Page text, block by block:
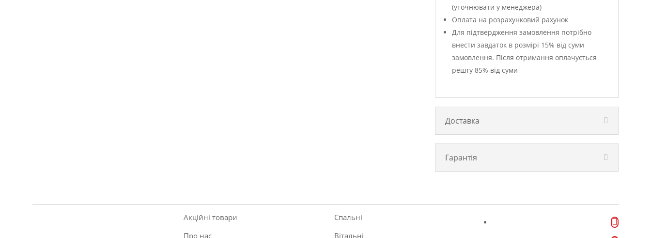
(уточнювати у менеджера)
Оплата на розрахунковий рахунок
Для підтвердження замовлення потрібно
внести завдаток в розмірі 15% від суми
замовлення. Після отримання оплачується
решту 85% від суми
Доставка
Гарантія
Акційні товари
Про нас
Спальні
Вітальні